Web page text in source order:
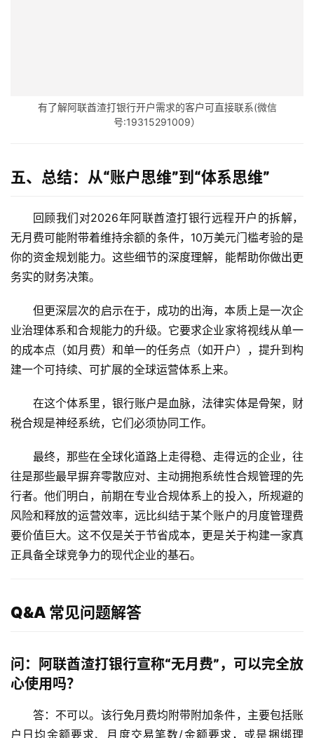
合
作
伙
伴
有了解阿联酋渣打银行开户需求的客户可直接联系(微信
号:19315291009）
五、总结：从“账户思维”到“体系思维”
回顾我们对2026年阿联酋渣打银行远程开户的拆解，
无月费可能附带着维持余额的条件， 10万美元门槛考验的是
你的资金规划能力。这些细节的深度理解，能帮助你做出更
务实的财务决策。
但更深层次的启示在于，成功的出海，本质上是一次企
业治理体系和合规能力的升级。它要求企业家将视线从单一
的成本点（如月费）和单一的任务点（如开户），提升到构
建一个可持续、可扩展的全球运营体系上来。
在这个体系里，银行账户是血脉，法律实体是骨架，财
税合规是神经系统，它们必须协同工作。
最终，那些在全球化道路上走得稳、走得远的企业，往
往是那些最早摒弃零散应对、主动拥抱系统性合规管理的先
行者。他们明白，前期在专业合规体系上的投入，所规避的
风险和释放的运营效率，远比纠结于某个账户的月度管理费
要价值巨大。这不仅是关于节省成本，更是关于构建一家真
正具备全球竞争力的现代企业的基石。
Q&A 常见问题解答
问：阿联酋渣打银行宣称“无月费”，可以完全放
心使用吗？
答：不可以。该行免月费均附带附加条件，主要包括账
户日均余额要求、月度交易笔数/金额要求，或是捆绑理